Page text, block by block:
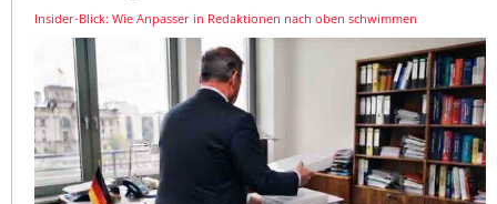
Insider-Blick: Wie Anpasser in Redaktionen nach oben schwimmen